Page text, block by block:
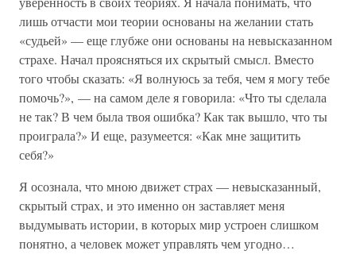
лишь отчасти мои теории основаны на желании стать
«судьей» — еще глубже они основаны на невысказанном
страхе. Начал проясняться их скрытый смысл. Вместо
того чтобы сказать: «Я волнуюсь за тебя, чем я могу тебе
помочь?», — на самом деле я говорила: «Что ты сделала
не так? В чем была твоя ошибка? Как так вышло, что ты
проиграла?» И еще, разумеется: «Как мне защитить
себя?»
Я осознала, что мною движет страх — невысказанный,
скрытый страх, и это именно он заставляет меня
выдумывать истории, в которых мир устроен слишком
понятно, а человек может управлять чем угодно…